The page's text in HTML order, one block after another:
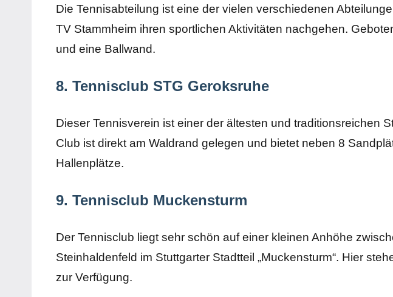
Die Tennisabteilung ist eine der vielen verschiedenen
TV Stammheim ihren sportlichen Aktivitäten nachgehen.
und eine Ballwand.
8. Tennisclub STG Geroksruhe
Dieser Tennisverein ist einer der ältesten und traditionsreichen
Club ist direkt am Waldrand gelegen und bietet neben 8
Hallenplätze.
9. Tennisclub Muckensturm
Der Tennisclub liegt sehr schön auf einer kleinen Anhöhe
Steinhaldenfeld im Stuttgarter Stadtteil „Muckensturm“. Hier
zur Verfügung.